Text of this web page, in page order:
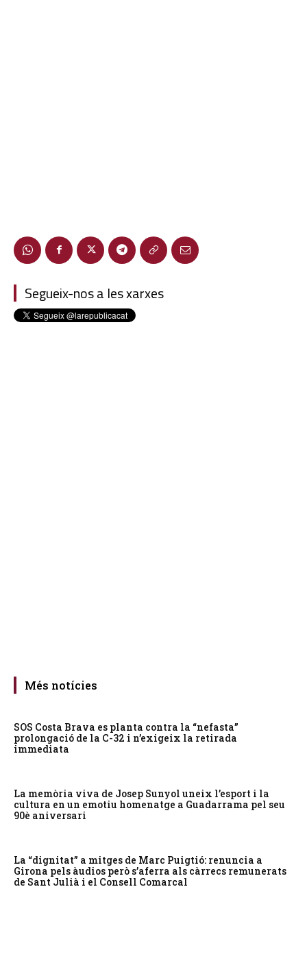
Segueix-nos a les xarxes
Més notícies
SOS Costa Brava es planta contra la “nefasta”
prolongació de la C-32 i n’exigeix la retirada
immediata
La memòria viva de Josep Sunyol uneix l’esport i la
cultura en un emotiu homenatge a Guadarrama pel seu
90è aniversari
La “dignitat” a mitges de Marc Puigtió: renuncia a
Girona pels àudios però s’aferra als càrrecs remunerats
de Sant Julià i el Consell Comarcal